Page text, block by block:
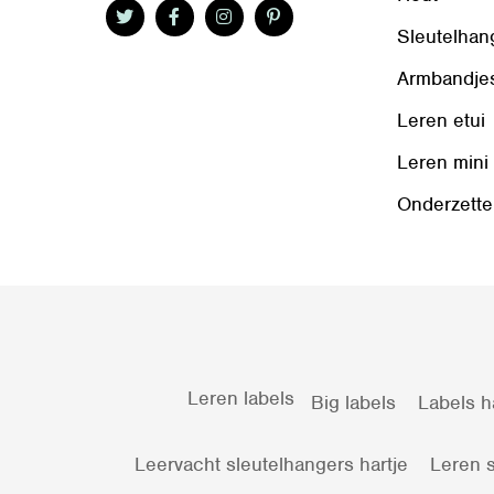
Leren etui
Leren mini
Leren labels Big labels Labels
Leervacht sleutelhangers hartje Leren